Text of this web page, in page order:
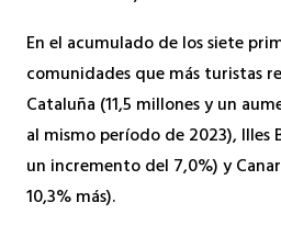
En el acumulado de los siete
comunidades que más turistas
Cataluña (11,5 millones y un
al mismo período de 2023), Illes
un incremento del 7,0%) y
10,3% más).